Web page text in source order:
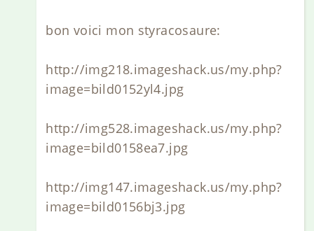
bon voici mon styracosaure:
http://img218.imageshack.us/my.php?
image=bild0152yl4.jpg
http://img528.imageshack.us/my.php?
image=bild0158ea7.jpg
http://img147.imageshack.us/my.php?
image=bild0156bj3.jpg